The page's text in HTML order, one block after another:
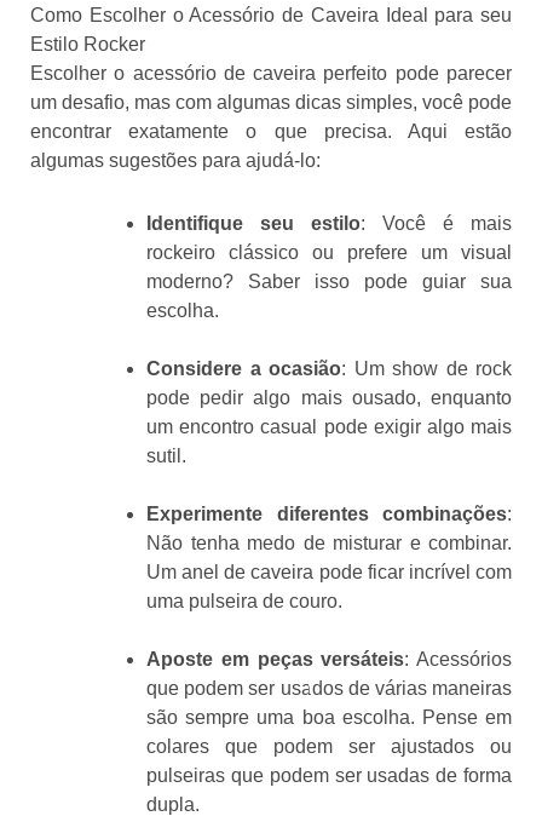
Como Escolher o Acessório de Caveira Ideal para seu
Estilo Rocker
Escolher o acessório de caveira perfeito pode parecer
um desafio, mas com algumas dicas simples, você pode
encontrar exatamente o que precisa. Aqui estão
algumas sugestões para ajudá-lo:
Identifique seu estilo: Você é mais
rockeiro clássico ou prefere um visual
moderno? Saber isso pode guiar sua
escolha.
Considere a ocasião: Um show de rock
pode pedir algo mais ousado, enquanto
um encontro casual pode exigir algo mais
sutil.
Experimente diferentes combinações:
Não tenha medo de misturar e combinar.
Um anel de caveira pode ficar incrível com
uma pulseira de couro.
Aposte em peças versáteis: Acessórios
que podem ser usados de várias maneiras
são sempre uma boa escolha. Pense em
colares que podem ser ajustados ou
pulseiras que podem ser usadas de forma
dupla.